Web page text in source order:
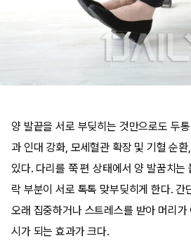
양 발끝을 서로 부딪히는 것만으로도 두
과 인대 강화, 모세혈관 확장 및 기혈 순
있다. 다리를 쭉 편 상태에서 양 발꿈치는
락 부분이 서로 톡톡 맞부딪히게 한다. 간
오래 집중하거나 스트레스를 받아 머리
시가 되는 효과가 크다.